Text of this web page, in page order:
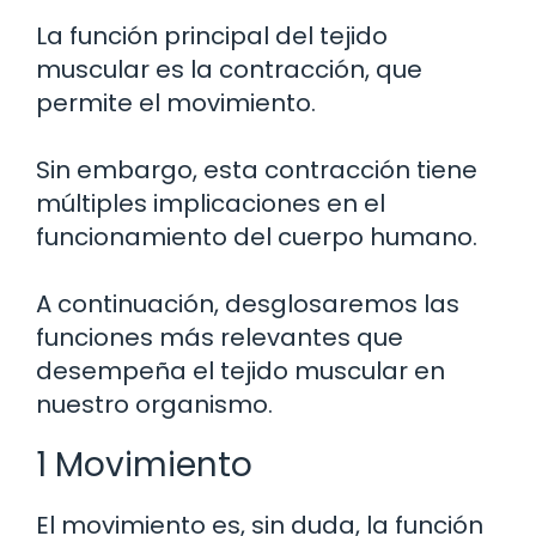
La función principal del tejido
muscular es la contracción, que
permite el movimiento.
Sin embargo, esta contracción tiene
múltiples implicaciones en el
funcionamiento del cuerpo humano.
A continuación, desglosaremos las
funciones más relevantes que
desempeña el tejido muscular en
nuestro organismo.
1 Movimiento
El movimiento es, sin duda, la función